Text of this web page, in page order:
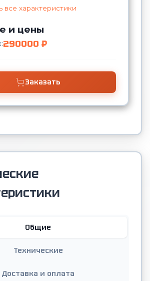
все характеристики
и цены
290000 ₽
Заказать
Общие
Технические
Доставка и оплата